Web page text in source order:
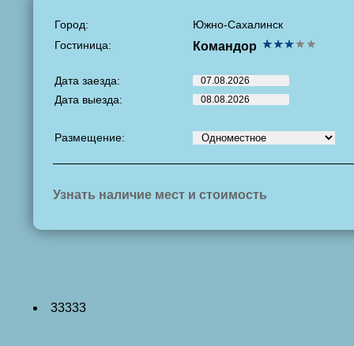
Город:
Южно-Сахалинск
Гостиница:
Командор
Дата заезда:
Дата выезда:
Размещение:
Узнать наличие мест и стоимость
33333